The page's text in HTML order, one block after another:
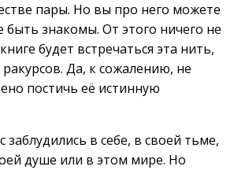
пары. Но вы про него можете
быть знакомы. От этого ничего не
будет встречаться эта нить,
Да, к сожалению, не
постичь её истинную
заблудились в себе, в своей тьме,
душе или в этом мире. Но